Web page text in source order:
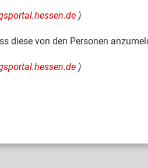
)
diese von den Personen
)